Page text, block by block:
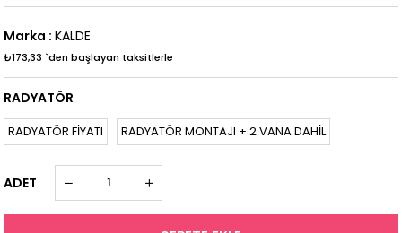
Marka : KALDE
₺173,33 `den başlayan taksitlerle
RADYATÖR
RADYATÖR FİYATI RADYATÖR MONTAJI + 2 VANA DAHİL
ADET